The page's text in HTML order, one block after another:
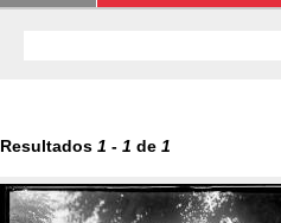
Resultados 1 - 1 de 1